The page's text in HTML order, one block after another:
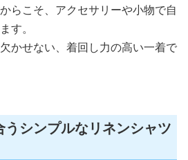
らこそ、アクセサリーや小物で自
す。
かせない、着回し力の高い一着で
シンプルなリネンシャツ